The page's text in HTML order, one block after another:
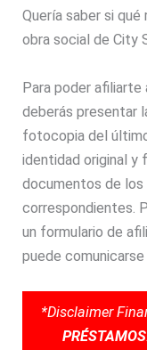
Quería saber si
obra social de City
Para poder afiliarte
deberás presentar
fotocopia del
identidad original
documentos de
correspondientes.
un formulario de
puede
*Disclaimer
PRÉSTAMOS